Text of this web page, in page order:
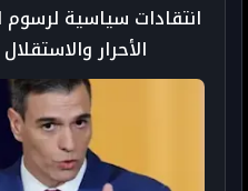
انتقادات سياسية
الأحرار